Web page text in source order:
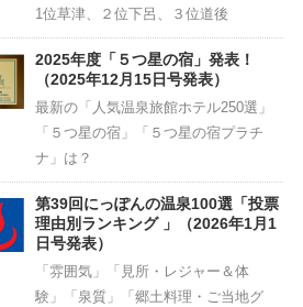
1位草津、２位下呂、３位道後
2025年度「５つ星の宿」発表！
（2025年12月15日号発表）
最新の「人気温泉旅館ホテル250選」
「５つ星の宿」「５つ星の宿プラチ
ナ」は？
第39回にっぽんの温泉100選「投票
理由別ランキング 」（2026年1月1
日号発表）
「雰囲気」「見所・レジャー＆体
験」「泉質」「郷土料理・ご当地グ